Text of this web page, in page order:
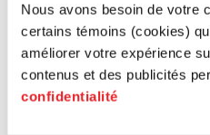
Nous avons besoin de votre
certains témoins (cookies)
améliorer votre expérience
contenus et des publicités
confidentialité